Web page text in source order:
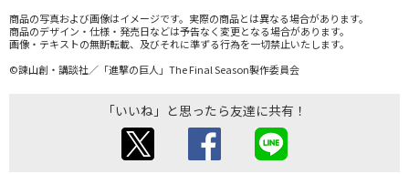
商品の写真および画像はイメージです。実際の商品とは異なる場合があります。
商品のデザイン・仕様・発売日などは予告なく変更となる場合があります。
画像・テキストの無断転載、及びそれに準ずる行為を一切禁止いたします。
©諫山創・講談社／「進撃の巨人」The Final Season製作委員会
「いいね」と思ったら友達に共有！